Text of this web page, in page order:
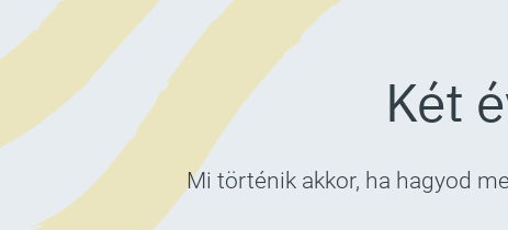
Két
Mi történik akkor, ha hagyod